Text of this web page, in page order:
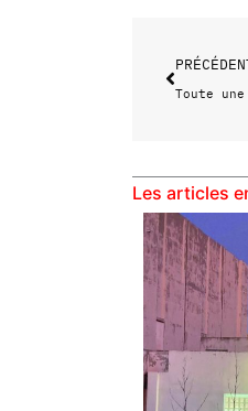
Toute
Les articles